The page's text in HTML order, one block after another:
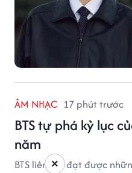
ÂM NHẠC 17 phút trước
BTS tự phá kỷ lục
năm
BTS liên tục đạt được
×